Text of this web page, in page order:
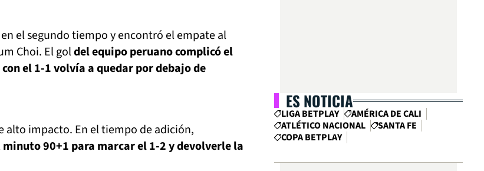
el segundo tiempo y encontró el empate al
Choi. El goldel equipo peruano complicó el
el 1-1 volvía a quedar por debajo de
alto impacto. En el tiempo de adición,
minuto 90+1 para marcar el 1-2 y devolverle la
ES NOTICIA
LIGA BETPLAY
AMÉRICA DE CALI
ATLÉTICO NACIONAL
SANTA FE
COPA BETPLAY